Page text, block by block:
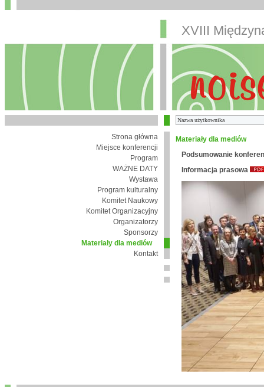
XVIII
Strona główna
Miejsce konferencji
Program
WAŻNE DATY
Wystawa
Program kulturalny
Komitet Naukowy
Komitet Organizacyjny
Organizatorzy
Sponsorzy
Materiały dla mediów
Kontakt
Materiały dla mediów
Podsumowanie
Informacja prasowa